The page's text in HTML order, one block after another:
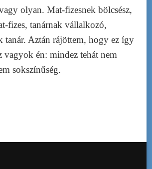
olyan. Mat-fizesnek bölcsész,
fizes, tanárnak vállalkozó,
tanár. Aztán rájöttem, hogy ez így
vagyok én: mindez tehát nem
sokszínűség.